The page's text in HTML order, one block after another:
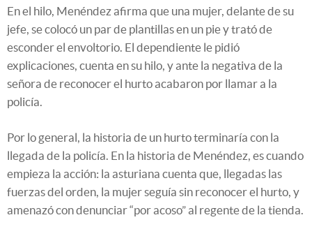
En el hilo, Menéndez afirma que una mujer, delante de su
jefe, se colocó un par de plantillas en un pie y trató de
esconder el envoltorio. El dependiente le pidió
explicaciones, cuenta en su hilo, y ante la negativa de la
señora de reconocer el hurto acabaron por llamar a la
policía.
Por lo general, la historia de un hurto terminaría con la
llegada de la policía. En la historia de Menéndez, es cuando
empieza la acción: la asturiana cuenta que, llegadas las
fuerzas del orden, la mujer seguía sin reconocer el hurto, y
amenazó con denunciar “por acoso” al regente de la tienda.